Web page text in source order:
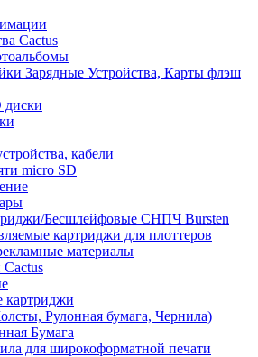
Cactus
Зарядные Устройства, Карты флэш
кабели
micro SD
Бесшлейфовые СНПЧ Bursten
картриджи для плоттеров
материалы
картриджи
Рулонная бумага, Чернила)
Бумага
для широкоформатной печати